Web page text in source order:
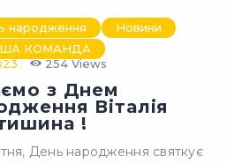
народження
Новини
КОМАНДА
254 Views
з Днем
Віталія
!
День народження святкує